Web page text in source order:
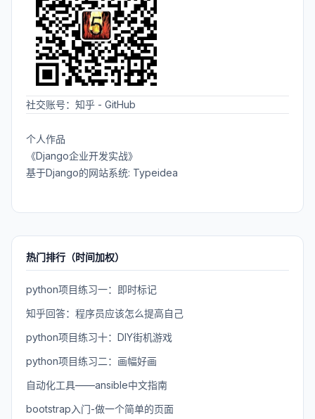
社交账号： 知乎 - GitHub
个人作品
《Django企业开发实战》
基于Django的网站系统: Typeidea
热门排行（时间加权）
python项目练习一：即时标记
知乎回答：程序员应该怎么提高自己
python项目练习十：DIY街机游戏
python项目练习二：画幅好画
自动化工具——ansible中文指南
bootstrap入门-做一个简单的页面